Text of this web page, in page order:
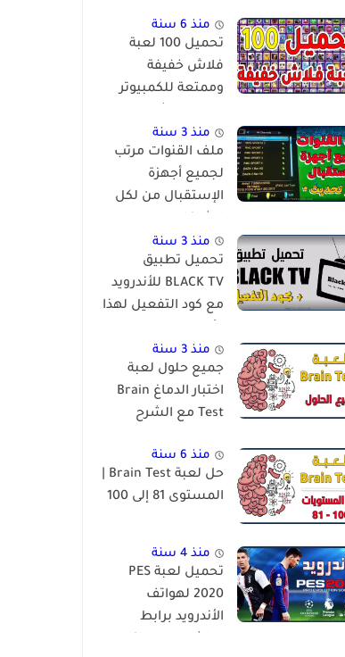
منذ 6 سنة
تحميل 100 لعبة
فلاش خفيفة
وممتعة للكمبيوتر
منذ 3 سنة
ملف القنوات مرتب
لجميع أجهزة
الإستقبال من لكل
والمعالجات
منذ 3 سنة
تحميل تطبيق
BLACK TV للأندرويد
مع كود التفعيل لهذا
منذ 3 سنة
جميع حلول لعبة
اختبار الدماغ Brain
Test مع الشرح
منذ 6 سنة
المستوى 81 إلى 100
منذ 4 سنة
تحميل لعبة PES
2020 لهواتف
الأندرويد برابط